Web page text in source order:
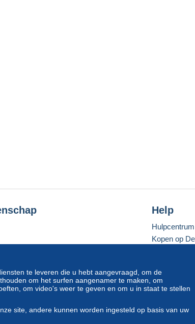
te leveren die u hebt aangevraagd, om de
om het surfen aangenamer te maken, om
om video's weer te geven en om u in staat te stellen
site, andere kunnen worden ingesteld op basis van uw
Help
Hulpcentrum
Kopen op
Een